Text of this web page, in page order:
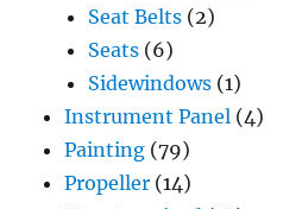
Seat Belts (2)
Seats (6)
Sidewindows (1)
Instrument Panel (4)
Painting (79)
Propeller (14)